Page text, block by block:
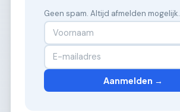
Geen spam. Altijd afmelden mogelijk.
Aanmelden →